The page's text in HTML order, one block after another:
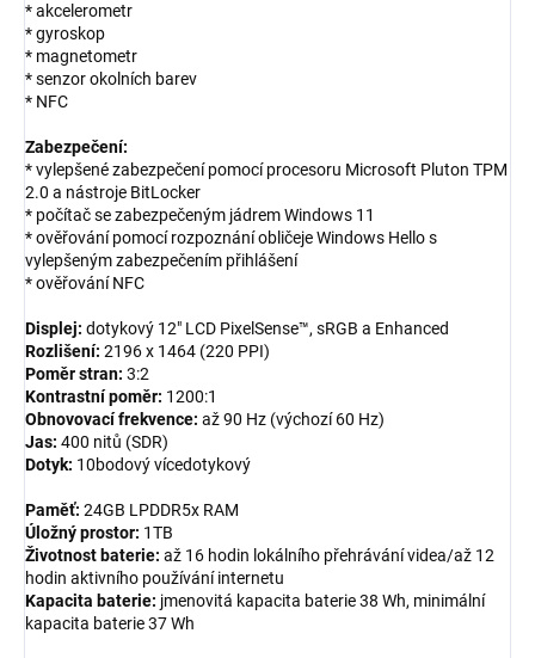
* akcelerometr
* gyroskop
* magnetometr
* senzor okolních barev
* NFC
Zabezpečení:
* vylepšené zabezpečení pomocí procesoru Microsoft Pluton TPM
2.0 a nástroje BitLocker
* počítač se zabezpečeným jádrem Windows 11
* ověřování pomocí rozpoznání obličeje Windows Hello s
vylepšeným zabezpečením přihlášení
* ověřování NFC
Displej: dotykový 12" LCD PixelSense™, sRGB a Enhanced
Rozlišení: 2196 x 1464 (220 PPI)
Poměr stran: 3:2
Kontrastní poměr: 1200:1
Obnovovací frekvence: až 90 Hz (výchozí 60 Hz)
Jas: 400 nitů (SDR)
Dotyk: 10bodový vícedotykový
Paměť: 24GB LPDDR5x RAM
Úložný prostor: 1TB
Životnost baterie: až 16 hodin lokálního přehrávání videa/až 12
hodin aktivního používání internetu
Kapacita baterie: jmenovitá kapacita baterie 38 Wh, minimální
kapacita baterie 37 Wh